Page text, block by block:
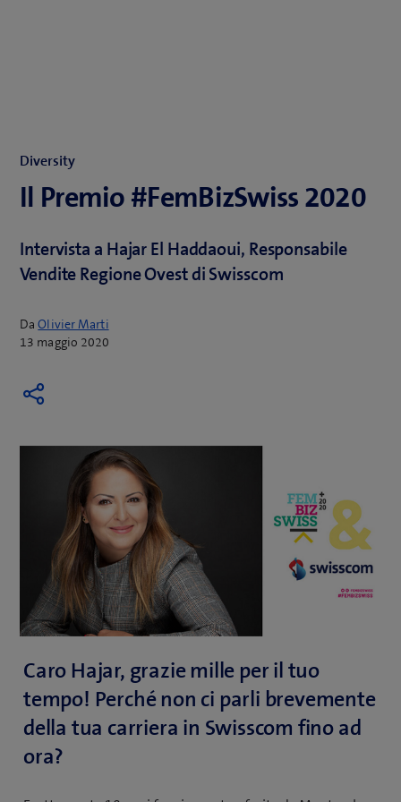
Diversity
Il Premio #FemBizSwiss 2020
Intervista a Hajar El Haddaoui, Responsabile
Vendite Regione Ovest di Swisscom
DaOlivier Marti
13 maggio 2020
Caro Hajar, grazie mille per il tuo
tempo! Perché non ci parli brevemente
della tua carriera in Swisscom fino ad
ora?